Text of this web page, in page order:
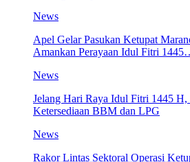
News
Apel Gelar Pasukan Ketupat
Amankan Perayaan Idul Fitri
News
Jelang Hari Raya Idul Fitri 1445 H,
Ketersediaan BBM dan LPG
News
Rakor Lintas Sektoral Operasi